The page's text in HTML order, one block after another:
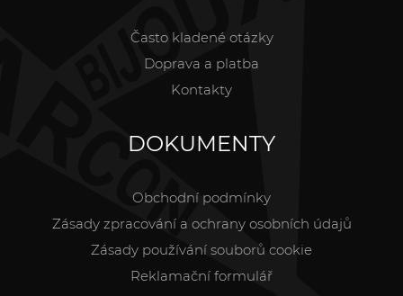
Často kladené otázky
Doprava a platba
Kontakty
DOKUMENTY
Obchodní podmínky
Zásady zpracování a ochrany osobních údajů
Zásady používání souborů cookie
Reklamační formulář